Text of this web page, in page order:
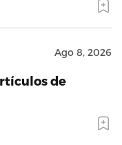
Ago 8, 2026
de